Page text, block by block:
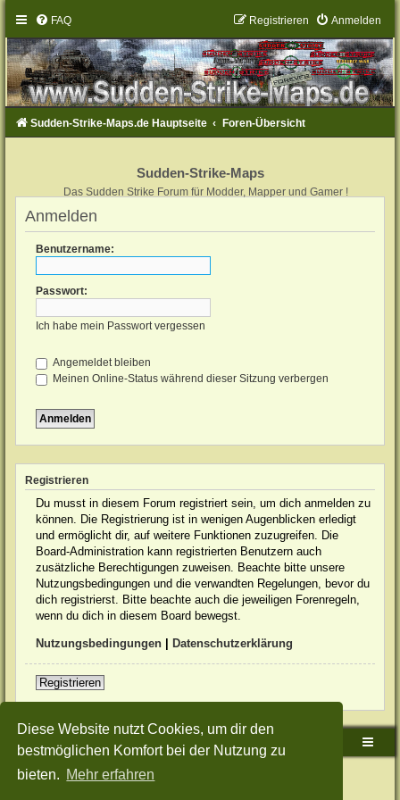
Diese Website nutzt Cookies, um dir den
bestmöglichen Komfort bei der Nutzung zu
bieten. Mehr erfahren
FAQ Anmelden
Registrieren
Sudden-Strike-Maps.de Hauptseite Foren-Übersicht
Sudden-Strike-Maps
Das Sudden Strike Forum für Modder, Mapper und Gamer !
Anmelden
Benutzername:
Passwort:
Ich habe mein Passwort vergessen
Angemeldet bleiben
Meinen Online-Status während dieser Sitzung verbergen
Registrieren
Du musst in diesem Forum registriert sein, um dich anmelden zu
können. Die Registrierung ist in wenigen Augenblicken erledigt
und ermöglicht dir, auf weitere Funktionen zuzugreifen. Die
Board-Administration kann registrierten Benutzern auch
zusätzliche Berechtigungen zuweisen. Beachte bitte unsere
Nutzungsbedingungen und die verwandten Regelungen, bevor du
dich registrierst. Bitte beachte auch die jeweiligen Forenregeln,
wenn du dich in diesem Board bewegst.
Nutzungsbedingungen Datenschutzerklärung
Registrieren
Sudden-Strike-Maps.de Hauptseite Foren-Übersicht
Powered byphpBB® Forum Software © phpBB Limited